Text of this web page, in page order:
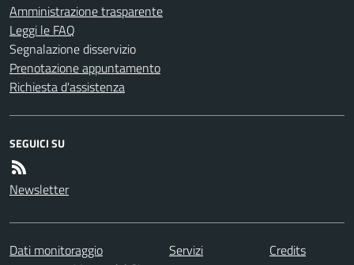
Amministrazione trasparente
Leggi le FAQ
Segnalazione disservizio
Prenotazione appuntamento
Richiesta d'assistenza
SEGUICI SU
Newsletter
Dati monitoraggio Servizi
Credits